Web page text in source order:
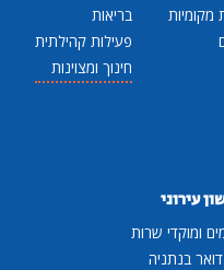
מקומיות
בריאות
פעילות קהילתית
חינוך ומצוינות
עירוני
ומוקדי שרות
בנתניה